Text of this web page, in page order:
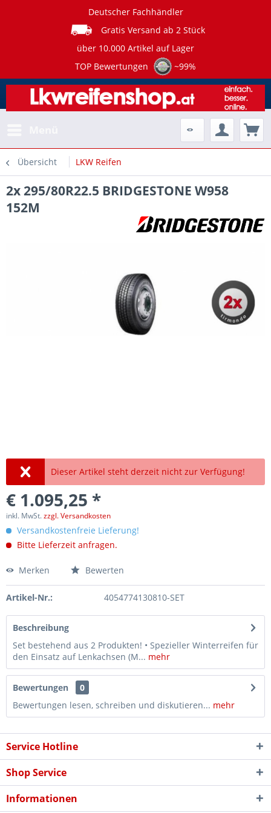
Deutscher Fachhändler
Gratis Versand ab 2 Stück
über 10.000 Artikel auf Lager
TOP Bewertungen
~99%
Übersicht LKW Reifen
2x 295/80R22.5 BRIDGESTONE W958
152M
Dieser Artikel steht derzeit nicht zur Verfügung!
€ 1.095,25 *
inkl. MwSt.zzgl. Versandkosten
Versandkostenfreie Lieferung!
Bitte Lieferzeit anfragen.
Merken Bewerten
Artikel-Nr.: 4054774130810-SET
Beschreibung
Set bestehend aus 2 Produkten! • Spezieller Winterreifen für
den Einsatz auf Lenkachsen (M... mehr
Bewertungen
0
Bewertungen lesen, schreiben und diskutieren... mehr
Service Hotline
Shop Service
Informationen